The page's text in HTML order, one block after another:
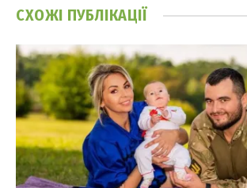
СХОЖІ ПУБЛІКАЦІЇ